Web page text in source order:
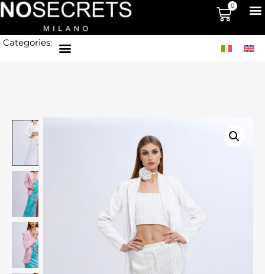
0
Categories: